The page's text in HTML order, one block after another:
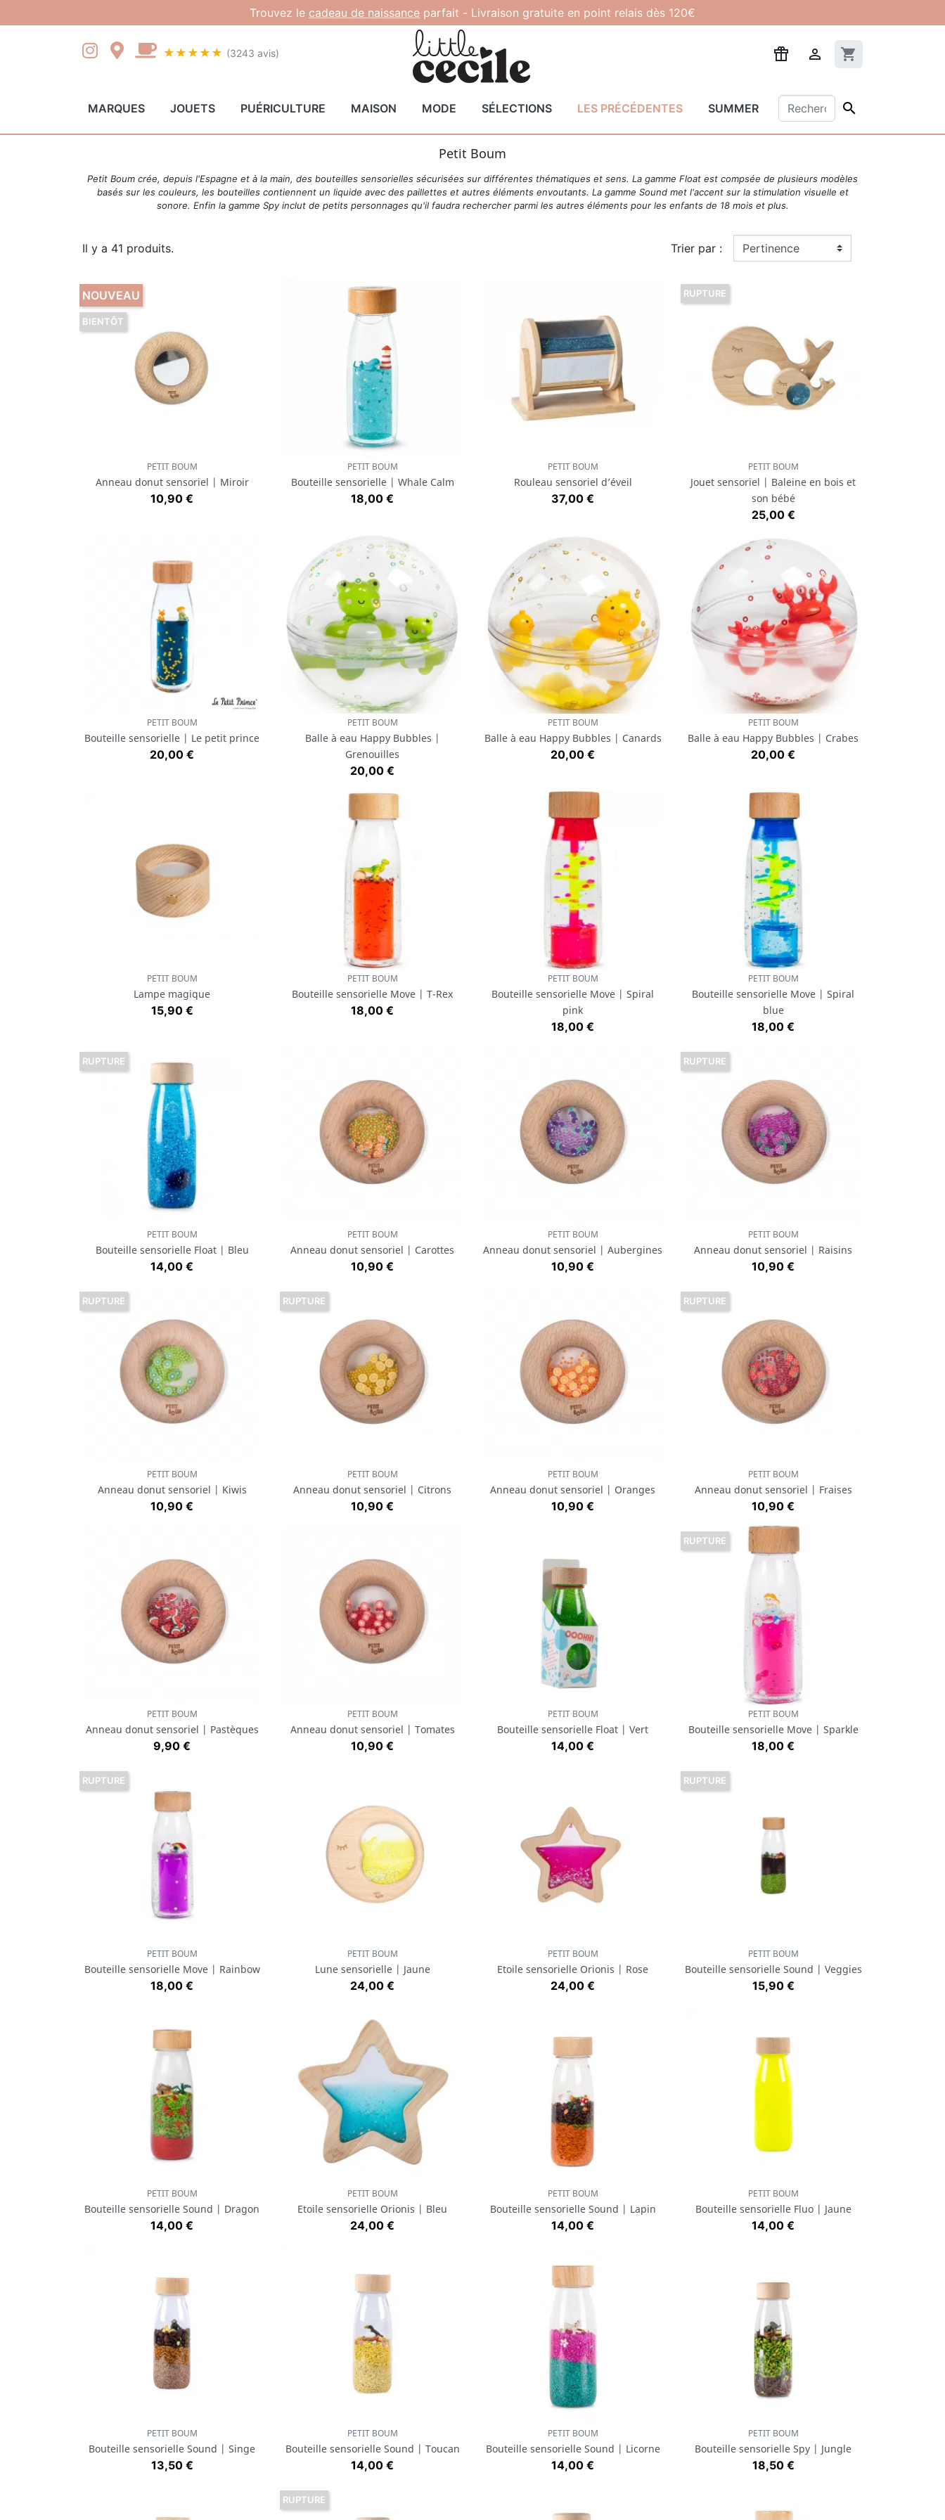
Trouvez le cadeau de naissance parfait - Livraison gratuite en point relais dès 120€
★★★★★ (3243 avis)  shopping_cart
MARQUES JOUETS PUÉRICULTURE MAISON MODE SÉLECTIONS LES PRÉCÉDENTES SUMMER 
Petit Boum
Petit Boum crée, depuis l'Espagne et à la main, des bouteilles sensorielles sécurisées sur différentes thématiques et sens. La gamme Float est compsée de plusieurs modèles
basés sur les couleurs, les bouteilles contiennent un liquide avec des paillettes et autres éléments envoutants. La gamme Sound met l'accent sur la stimulation visuelle et
sonore. Enfin la gamme Spy inclut de petits personnages qu'il faudra rechercher parmi les autres éléments pour les enfants de 18 mois et plus.
Il y a 41 produits. Trier par :
Aperçu rapide
PETIT BOUM
Anneau donut sensoriel | Miroir
Prix
10,90 €
NOUVEAU
BIENTÔT
Aperçu rapide
PETIT BOUM
Bouteille sensorielle | Whale Calm
Prix
18,00 €
Aperçu rapide
PETIT BOUM
Rouleau sensoriel d’éveil
Prix
37,00 €
Aperçu rapide
PETIT BOUM
Jouet sensoriel | Baleine en bois et
son bébé
Prix
25,00 €
RUPTURE
Aperçu rapide
PETIT BOUM
Bouteille sensorielle | Le petit prince
Prix
20,00 €
Aperçu rapide
PETIT BOUM
Balle à eau Happy Bubbles |
Grenouilles
Prix
20,00 €
Aperçu rapide
PETIT BOUM
Balle à eau Happy Bubbles | Canards
Prix
20,00 €
Aperçu rapide
PETIT BOUM
Balle à eau Happy Bubbles | Crabes
Prix
20,00 €
Aperçu rapide
PETIT BOUM
Lampe magique
Prix
15,90 €
Aperçu rapide
PETIT BOUM
Bouteille sensorielle Move | T-Rex
Prix
18,00 €
Aperçu rapide
PETIT BOUM
Bouteille sensorielle Move | Spiral
pink
Prix
18,00 €
Aperçu rapide
PETIT BOUM
Bouteille sensorielle Move | Spiral
blue
Prix
18,00 €
Aperçu rapide
PETIT BOUM
Bouteille sensorielle Float | Bleu
Prix
14,00 €
RUPTURE
Aperçu rapide
PETIT BOUM
Anneau donut sensoriel | Carottes
Prix
10,90 €
Aperçu rapide
PETIT BOUM
Anneau donut sensoriel | Aubergines
Prix
10,90 €
Aperçu rapide
PETIT BOUM
Anneau donut sensoriel | Raisins
Prix
10,90 €
RUPTURE
Aperçu rapide
PETIT BOUM
Anneau donut sensoriel | Kiwis
Prix
10,90 €
RUPTURE
Aperçu rapide
PETIT BOUM
Anneau donut sensoriel | Citrons
Prix
10,90 €
RUPTURE
Aperçu rapide
PETIT BOUM
Anneau donut sensoriel | Oranges
Prix
10,90 €
Aperçu rapide
PETIT BOUM
Anneau donut sensoriel | Fraises
Prix
10,90 €
RUPTURE
Aperçu rapide
PETIT BOUM
Anneau donut sensoriel | Pastèques
Prix
9,90 €
Aperçu rapide
PETIT BOUM
Anneau donut sensoriel | Tomates
Prix
10,90 €
Aperçu rapide
PETIT BOUM
Bouteille sensorielle Float | Vert
Prix
14,00 €
Aperçu rapide
PETIT BOUM
Bouteille sensorielle Move | Sparkle
Prix
18,00 €
RUPTURE
Aperçu rapide
PETIT BOUM
Bouteille sensorielle Move | Rainbow
Prix
18,00 €
RUPTURE
Aperçu rapide
PETIT BOUM
Lune sensorielle | Jaune
Prix
24,00 €
Aperçu rapide
PETIT BOUM
Etoile sensorielle Orionis | Rose
Prix
24,00 €
Aperçu rapide
PETIT BOUM
Bouteille sensorielle Sound | Veggies
Prix
15,90 €
RUPTURE
Aperçu rapide
PETIT BOUM
Bouteille sensorielle Sound | Dragon
Prix
14,00 €
Aperçu rapide
PETIT BOUM
Etoile sensorielle Orionis | Bleu
Prix
24,00 €
Aperçu rapide
PETIT BOUM
Bouteille sensorielle Sound | Lapin
Prix
14,00 €
Aperçu rapide
PETIT BOUM
Bouteille sensorielle Fluo | Jaune
Prix
14,00 €
Aperçu rapide
PETIT BOUM
Bouteille sensorielle Sound | Singe
Prix
13,50 €
Aperçu rapide
PETIT BOUM
Bouteille sensorielle Sound | Toucan
Prix
14,00 €
Aperçu rapide
PETIT BOUM
Bouteille sensorielle Sound | Licorne
Prix
14,00 €
Aperçu rapide
PETIT BOUM
Bouteille sensorielle Spy | Jungle
Prix
18,50 €
RUPTURE